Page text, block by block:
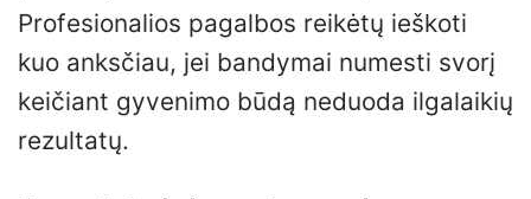
Profesionalios pagalbos reikėtų ieškoti
kuo anksčiau, jei bandymai numesti svorį
keičiant gyvenimo būdą neduoda ilgalaikių
rezultatų.